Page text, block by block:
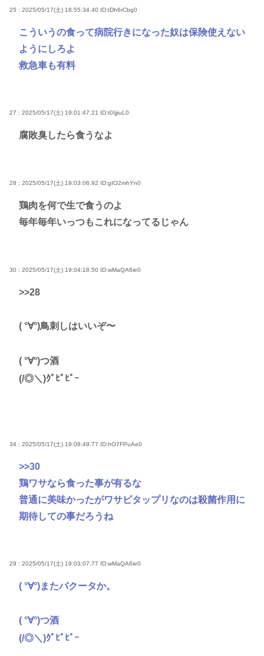
25 : 2025/05/17(土) 18:55:34.40 ID:tDh6rCbg0
こういうの食って病院行きになった奴は保険使えない
ようにしろよ
救急車も有料
27 : 2025/05/17(土) 19:01:47.21 ID:t0IjjiuL0
腐敗臭したら食うなよ
28 : 2025/05/17(土) 19:03:06.92 ID:gIO2mhYn0
鶏肉を何で生で食うのよ
毎年毎年いっつもこれになってるじゃん
30 : 2025/05/17(土) 19:04:18.50 ID:wMaQA6ie0
>>28
( °∀°)鳥刺しはいいぞ〜
( °∀°)つ酒
(/◎＼)ｸﾞﾋﾞﾋﾞｰ
34 : 2025/05/17(土) 19:08:49.77 ID:hO7FPuAe0
>>30
鶏ワサなら食った事が有るな
普通に美味かったがワサビタップリなのは殺菌作用に
期待しての事だろうね
29 : 2025/05/17(土) 19:03:07.77 ID:wMaQA6ie0
( °∀°)またバクータか。
( °∀°)つ酒
(/◎＼)ｸﾞﾋﾞﾋﾞｰ